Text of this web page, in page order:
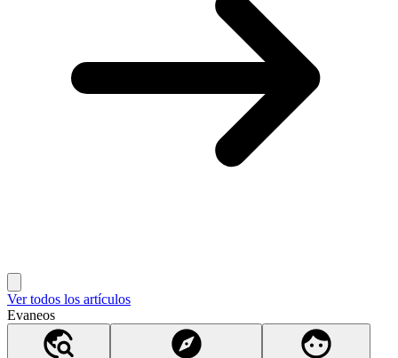
Ver todos los artículos
Evaneos